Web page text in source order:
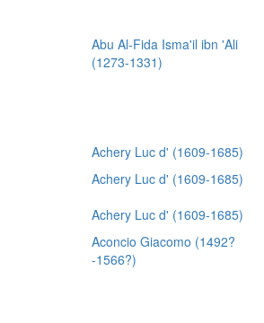
Abu Al-Fida Isma'il ibn 'Ali
(1273-1331)
Achery Luc d' (1609-1685)
Achery Luc d' (1609-1685)
Achery Luc d' (1609-1685)
Aconcio Giacomo (1492?
-1566?)